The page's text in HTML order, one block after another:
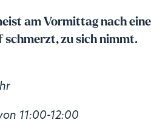
am Vormittag nach
schmerzt, zu sich nimmt.
11:00-12:00